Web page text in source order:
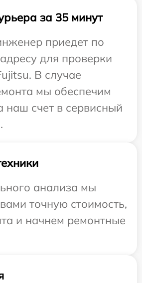
за 35 минут
приедет по
для проверки
В случае
мы обеспечим
наш счет в сервисный
анализа мы
точную стоимость,
и начнем ремонтные